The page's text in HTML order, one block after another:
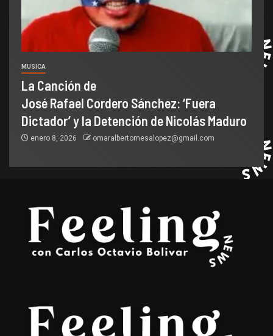
MUSICA
La Canción de
José Rafael Cordero Sánchez: ‘Fuera
Dictador’ y la Detención de Nicolás Maduro
enero 8, 2026 omaralbertomesalopez@gmail.com